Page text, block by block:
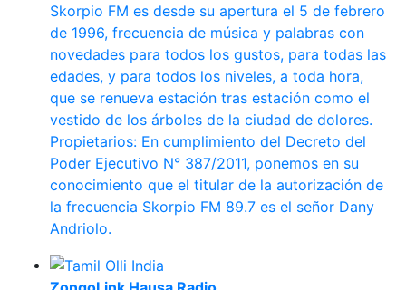
Skorpio FM es desde su apertura el 5 de febrero
de 1996, frecuencia de música y palabras con
novedades para todos los gustos, para todas las
edades, y para todos los niveles, a toda hora,
que se renueva estación tras estación como el
vestido de los árboles de la ciudad de dolores.
Propietarios: En cumplimiento del Decreto del
Poder Ejecutivo N° 387/2011, ponemos en su
conocimiento que el titular de la autorización de
la frecuencia Skorpio FM 89.7 es el señor Dany
Andriolo.